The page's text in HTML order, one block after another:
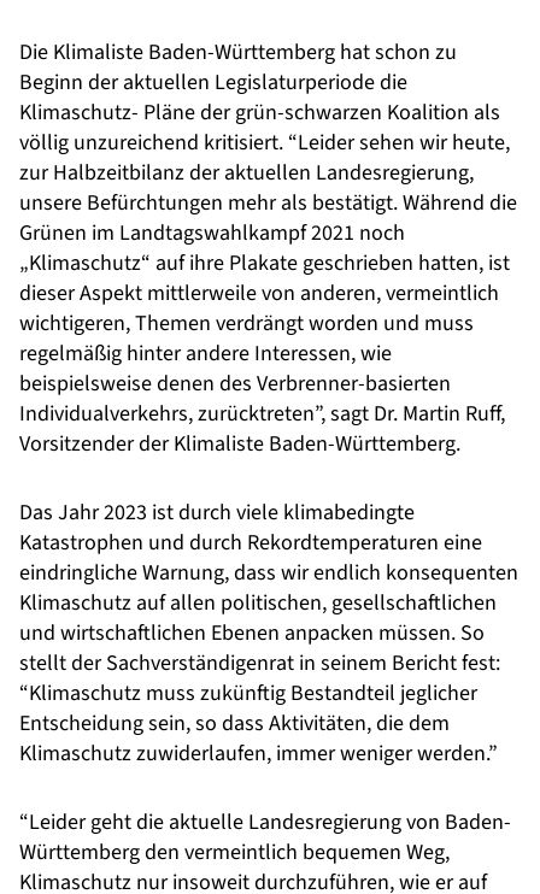
Die Klimaliste Baden-Württemberg hat schon zu
Beginn der aktuellen Legislaturperiode die
Klimaschutz- Pläne der grün-schwarzen Koalition als
völlig unzureichend kritisiert. “Leider sehen wir heute,
zur Halbzeitbilanz der aktuellen Landesregierung,
unsere Befürchtungen mehr als bestätigt. Während die
Grünen im Landtagswahlkampf 2021 noch
„Klimaschutz“ auf ihre Plakate geschrieben hatten, ist
dieser Aspekt mittlerweile von anderen, vermeintlich
wichtigeren, Themen verdrängt worden und muss
regelmäßig hinter andere Interessen, wie
beispielsweise denen des Verbrenner-basierten
Individualverkehrs, zurücktreten”, sagt Dr. Martin Ruff,
Vorsitzender der Klimaliste Baden-Württemberg.
Das Jahr 2023 ist durch viele klimabedingte
Katastrophen und durch Rekordtemperaturen eine
eindringliche Warnung, dass wir endlich konsequenten
Klimaschutz auf allen politischen, gesellschaftlichen
und wirtschaftlichen Ebenen anpacken müssen. So
stellt der Sachverständigenrat in seinem Bericht fest:
“Klimaschutz muss zukünftig Bestandteil jeglicher
Entscheidung sein, so dass Aktivitäten, die dem
Klimaschutz zuwiderlaufen, immer weniger werden.”
“Leider geht die aktuelle Landesregierung von Baden-
Württemberg den vermeintlich bequemen Weg,
Klimaschutz nur insoweit durchzuführen, wie er auf